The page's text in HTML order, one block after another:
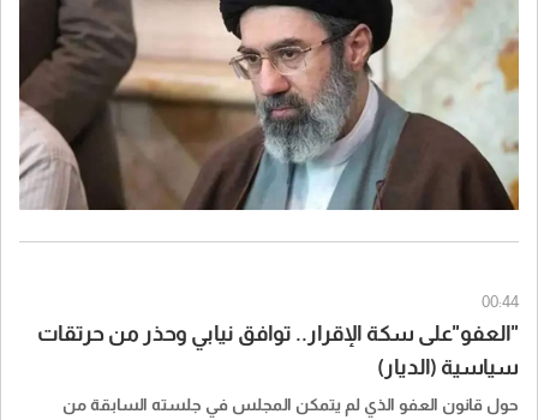
00:44
"العفو"على سكة الإقرار.. توافق نيابي وحذر من حرتقات
سياسية (الديار)
حول قانون العفو الذي لم يتمكن المجلس في جلسته السابقة من